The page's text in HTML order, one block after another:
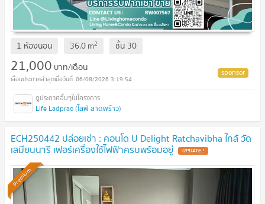
1 ห้องนอน 36.0m2 ชั้น 30
21,000 บาท/เดือน
06/08/2026 3:19:54
Life Ladprao (ไลฟ์ ลาดพร้าว)
ECH250442 ปล่อยเช่า : คอนโด U Delight Ratchavibha ใกล้ วัด
เสมียนนารี เฟอร์เครื่องใช้ไฟฟ้าครบพร้อมอยู่
Premium